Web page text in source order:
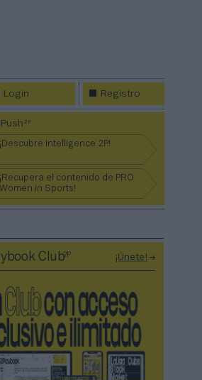
Login Registro
Push2P
¡Descubre Intelligence 2P!
¡Recupera el contenido de PRO
Women in Sports!
Club2P ¡Únete!